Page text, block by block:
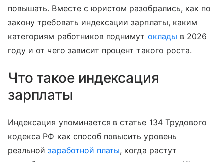
повышать. Вместе с юристом разобрались, как по
закону требовать индексации зарплаты, каким
категориям работников поднимут оклады в 2026
году и от чего зависит процент такого роста.
Что такое индексация
зарплаты
Индексация упоминается в статье 134 Трудового
кодекса РФ как способ повысить уровень
реальнойзаработной платы, когда растут